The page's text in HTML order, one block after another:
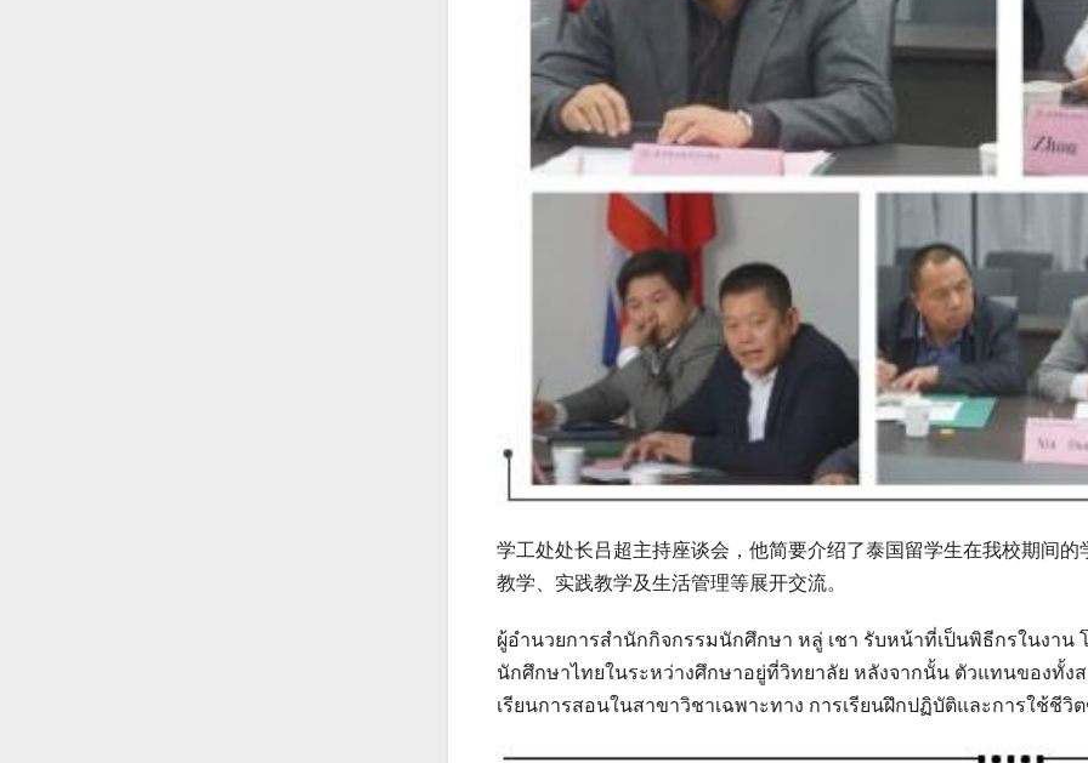
学工处处长吕超主持座谈会，他简要介绍了泰国留学生在我校期间
教学、实践教学及生活管理等展开交流。
ผู้อำนวยการสำนักกิจกรรมนักศึกษา หลู่ เชา รับหน้าที่เป็นพิธีกรในงาน
นักศึกษาไทยในระหว่างศึกษาอยู่ที่วิทยาลัย หลังจากนั้น ตัวแทนของทั้ง
เรียนการสอนในสาขาวิชาเฉพาะทาง การเรียนฝึกปฏิบัติและการใช้ชีวิ